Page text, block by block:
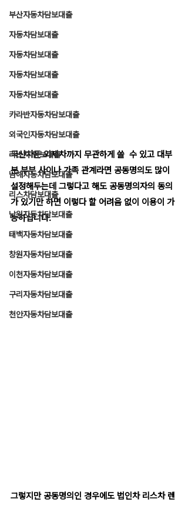
부산자동차담보대출
자동차담보대출
자동차담보대출
자동차담보대출
자동차담보대출
카라반자동차담보대출
외국인자동차담보대출
리스차 담보대출
남해자동차담보대출
리스차담보대출
남원자동차담보대출
태백자동차담보대출
창원자동차담보대출
이천자동차담보대출
구리자동차담보대출
천안자동차담보대출
국산차든 외제차까지 무관하게 쓸  수 있고 대부
분 부부 사이나 가족 관계라면 공동명의도 많이
설정해두는데 그렇다고 해도 공동명의자의 동의
가 있기만 하면 이렇다 할 어려움 없이 이용이 가
능하십니다.
그렇지만 공동명의인 경우에도 법인차 리스차 렌